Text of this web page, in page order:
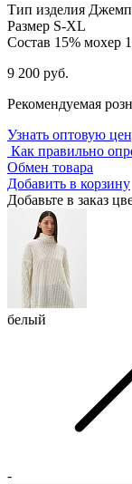
Тип изделия
Размер S-XL
Состав 15% мохер
9 200 руб.
Рекомендуемая
Узнать оптовую
Как правильно
Обмен товара
Добавить в корзину
Добавьте в заказ
белый
-